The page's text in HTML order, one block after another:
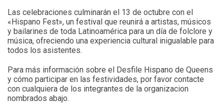
Las celebraciones culminarán el 13 de octubre con el
«Hispano Fest», un festival que reunirá a artistas, músicos
y bailarines de toda Latinoamérica para un día de folclore y
música, ofreciendo una experiencia cultural inigualable para
todos los asistentes.
Para más información sobre el Desfile Hispano de Queens
y cómo participar en las festividades, por favor contacte
con cualquiera de los integrantes de la organizacion
nombrados abajo.